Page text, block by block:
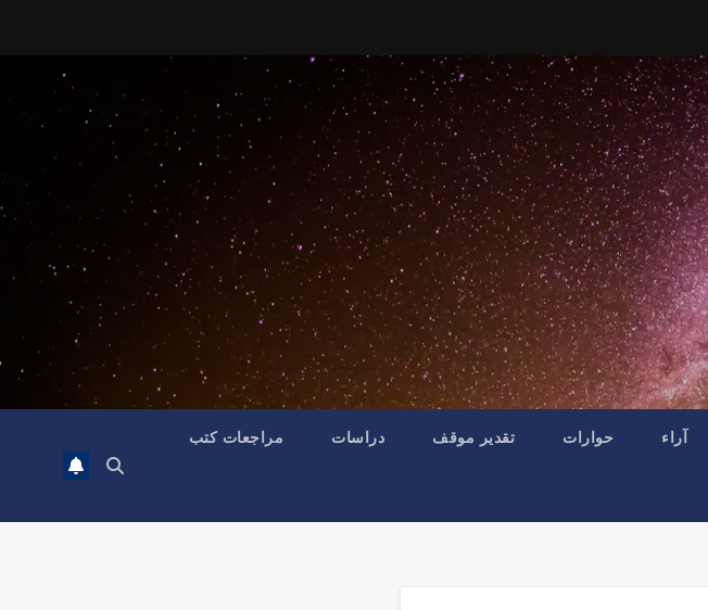
آراء حوارات تقدير موقف دراسات مراجعات كتب